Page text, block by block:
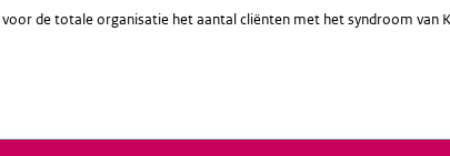
voor de totale organisatie het aantal cliënten met het syndroom van